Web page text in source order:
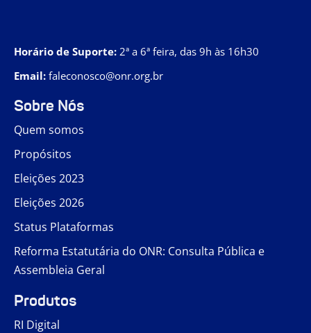
Horário de Suporte: 2ª a 6ª feira, das 9h às 16h30
Email: faleconosco@onr.org.br
Sobre Nós
Quem somos
Propósitos
Eleições 2023
Eleições 2026
Status Plataformas
Reforma Estatutária do ONR: Consulta Pública e
Assembleia Geral
Produtos
RI Digital